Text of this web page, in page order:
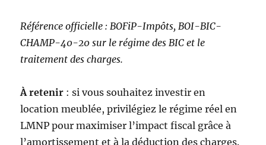
Référence officielle : BOFiP-Impôts, BOI-BIC-
CHAMP-40-20 sur le régime des BIC et le
traitement des charges.
À retenir : si vous souhaitez investir en
location meublée, privilégiez le régime réel en
LMNP pour maximiser l’impact fiscal grâce à
l’amortissement et à la déduction des charges.